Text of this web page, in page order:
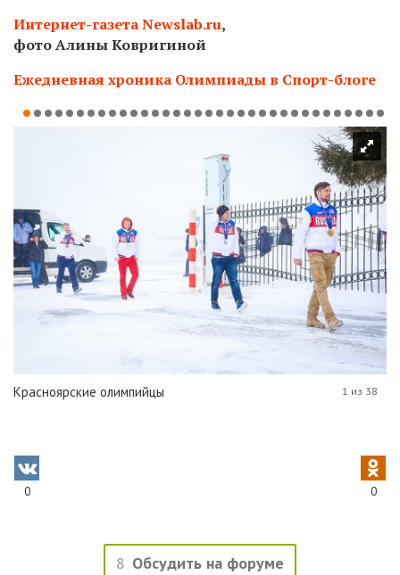
Интернет-газета Newslab.ru,
фото Алины Ковригиной
Ежедневная хроника Олимпиады в Спорт-блоге
Красноярские олимпийцы 1 из 38
0 0
8 Обсудить на форуме